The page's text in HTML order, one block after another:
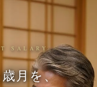
SALARY —
月を、